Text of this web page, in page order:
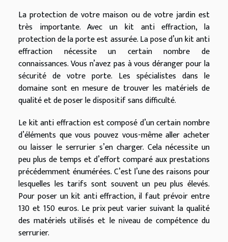
La protection de votre maison ou de votre jardin est
très importante. Avec un kit anti effraction, la
protection de la porte est assurée. La pose d’un kit anti
effraction nécessite un certain nombre de
connaissances. Vous n’avez pas à vous déranger pour la
sécurité de votre porte. Les spécialistes dans le
domaine sont en mesure de trouver les matériels de
qualité et de poser le dispositif sans difficulté.
Le kit anti effraction est composé d’un certain nombre
d’éléments que vous pouvez vous-même aller acheter
ou laisser le serrurier s’en charger. Cela nécessite un
peu plus de temps et d’effort comparé aux prestations
précédemment énumérées. C’est l’une des raisons pour
lesquelles les tarifs sont souvent un peu plus élevés.
Pour poser un kit anti effraction, il faut prévoir entre
130 et 150 euros. Le prix peut varier suivant la qualité
des matériels utilisés et le niveau de compétence du
serrurier.